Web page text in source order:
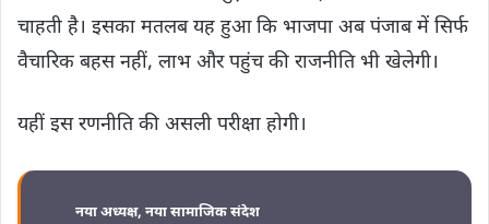
चाहती है। इसका मतलब यह हुआ कि भाजपा अब पंजाब में सिर्फ
वैचारिक बहस नहीं, लाभ और पहुंच की राजनीति भी खेलेगी।
यहीं इस रणनीति की असली परीक्षा होगी।
नया अध्यक्ष, नया सामाजिक संदेश